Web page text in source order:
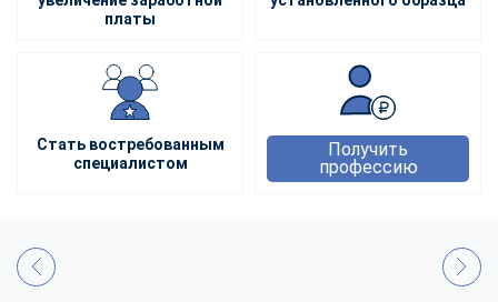
платы
Стать востребованным
специалистом
Получить
профессию